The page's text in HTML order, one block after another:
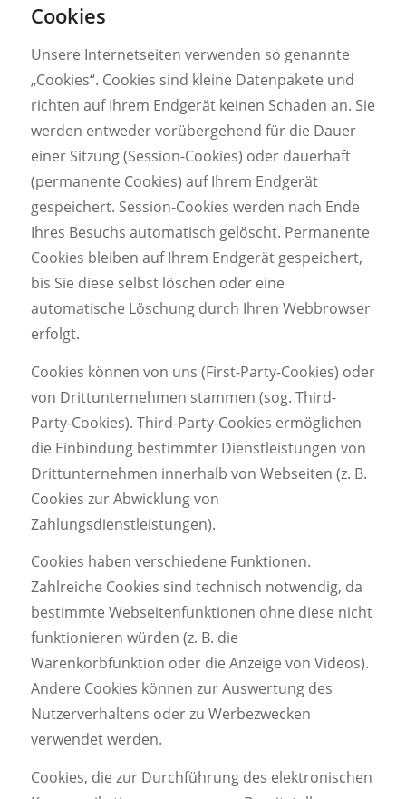
Cookies
Unsere Internetseiten verwenden so genannte
„Cookies“. Cookies sind kleine Datenpakete und
richten auf Ihrem Endgerät keinen Schaden an. Sie
werden entweder vorübergehend für die Dauer
einer Sitzung (Session-Cookies) oder dauerhaft
(permanente Cookies) auf Ihrem Endgerät
gespeichert. Session-Cookies werden nach Ende
Ihres Besuchs automatisch gelöscht. Permanente
Cookies bleiben auf Ihrem Endgerät gespeichert,
bis Sie diese selbst löschen oder eine
automatische Löschung durch Ihren Webbrowser
erfolgt.
Cookies können von uns (First-Party-Cookies) oder
von Drittunternehmen stammen (sog. Third-
Party-Cookies). Third-Party-Cookies ermöglichen
die Einbindung bestimmter Dienstleistungen von
Drittunternehmen innerhalb von Webseiten (z. B.
Cookies zur Abwicklung von
Zahlungsdienstleistungen).
Cookies haben verschiedene Funktionen.
Zahlreiche Cookies sind technisch notwendig, da
bestimmte Webseitenfunktionen ohne diese nicht
funktionieren würden (z. B. die
Warenkorbfunktion oder die Anzeige von Videos).
Andere Cookies können zur Auswertung des
Nutzerverhaltens oder zu Werbezwecken
verwendet werden.
Cookies, die zur Durchführung des elektronischen